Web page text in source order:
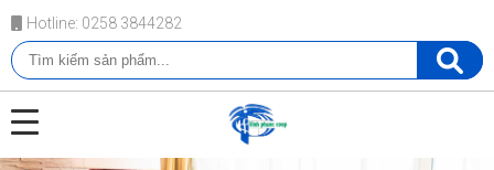
Hotline: 0258 3844282